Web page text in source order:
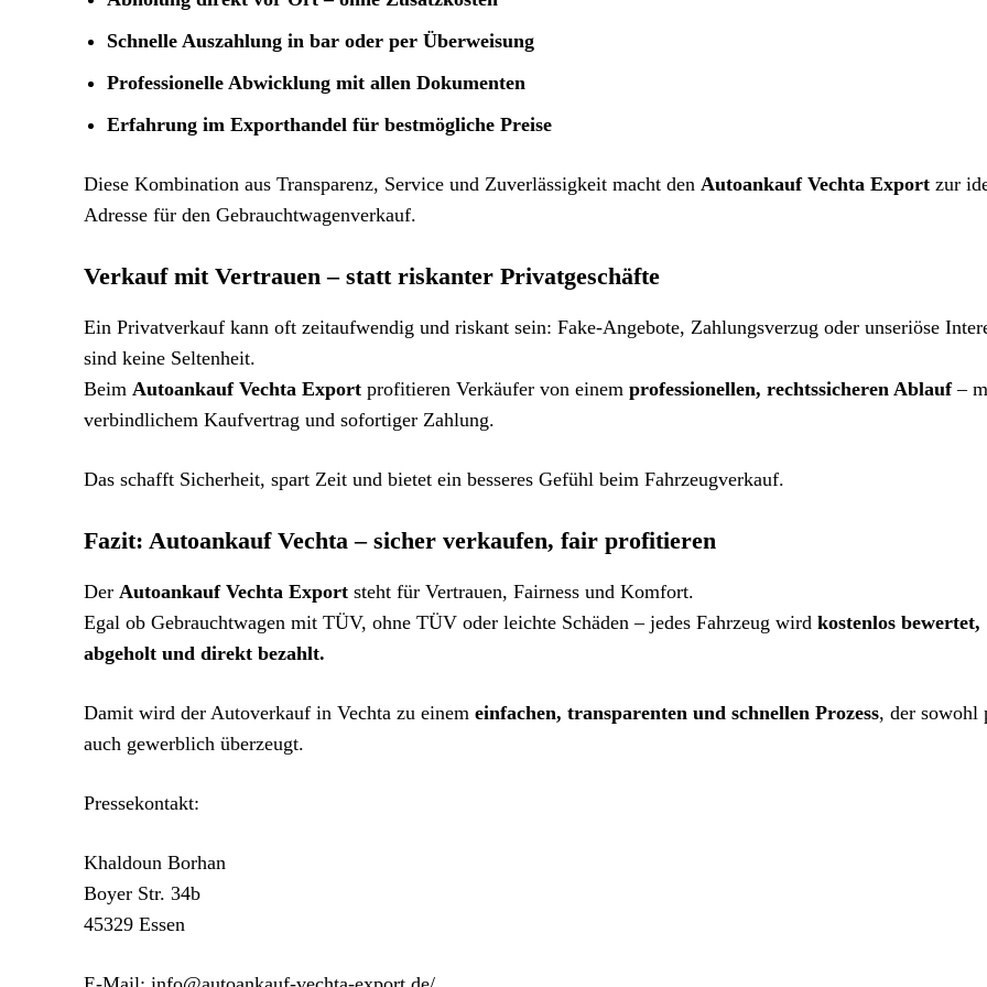
Schnelle Auszahlung in bar oder per Überweisung
Professionelle Abwicklung mit allen Dokumenten
Erfahrung im Exporthandel für bestmögliche Preise
Diese Kombination aus Transparenz, Service und Zuverlässigkeit macht den Autoankauf Vechta Export zur
Adresse für den Gebrauchtwagenverkauf.
Verkauf mit Vertrauen – statt riskanter Privatgeschäfte
Ein Privatverkauf kann oft zeitaufwendig und riskant sein: Fake-Angebote, Zahlungsverzug oder unseriöse
sind keine Seltenheit.
Beim Autoankauf Vechta Export profitieren Verkäufer von einem professionellen, rechtssicheren Ablauf–
verbindlichem Kaufvertrag und sofortiger Zahlung.
Das schafft Sicherheit, spart Zeit und bietet ein besseres Gefühl beim Fahrzeugverkauf.
Fazit: Autoankauf Vechta – sicher verkaufen, fair profitieren
Der Autoankauf Vechta Export steht für Vertrauen, Fairness und Komfort.
Egal ob Gebrauchtwagen mit TÜV, ohne TÜV oder leichte Schäden – jedes Fahrzeug wird kostenlos bewertet,
abgeholt und direkt bezahlt.
Damit wird der Autoverkauf in Vechta zu einem einfachen, transparenten und schnellen Prozess, der sowohl
auch gewerblich überzeugt.
Pressekontakt:
Khaldoun Borhan
Boyer Str. 34b
45329 Essen